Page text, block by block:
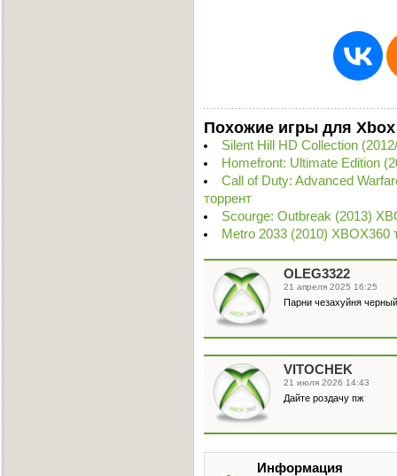
Похожие игры для Xbox
Silent Hill HD Collection
Homefront: Ultimate Edition
Call of Duty: Advanced
торрент
Scourge: Outbreak (2013)
Metro 2033 (2010) XBOX360
OLEG3322
21 апреля 2025 16:25
Парни чезахуйня
VITOCHEK
21 июля 2026 14:43
Дайте роздачу пж
Информация